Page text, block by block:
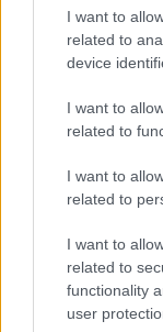
I want to
related to
device
I want to
related to
I want to
related to
I want to
related to
functionality
user
Εν τω
καιρού ήταν
καταλάβουν
περάσουν
Αμερικανοί
Ναζί δεν
Οι
Αμερικανών
θρυλική
ΜακΌλιφ: «